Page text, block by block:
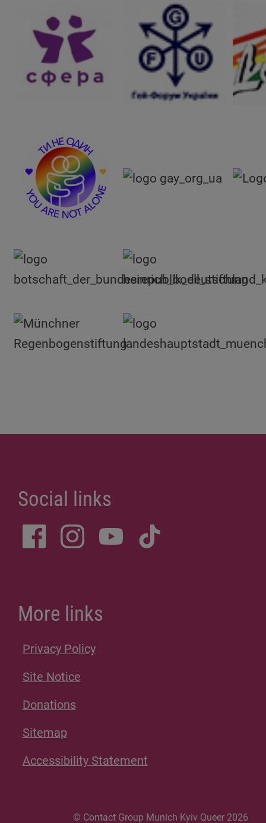
Social links
More links
Privacy Policy
Site Notice
Donations
Sitemap
Accessibility Statement
© Contact Group Munich Kyiv Queer 2026